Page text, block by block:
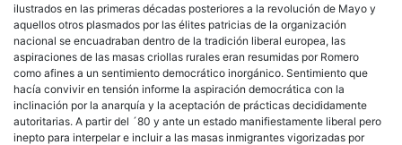
ilustrados en las primeras décadas posteriores a la revolución de Mayo y
aquellos otros plasmados por las élites patricias de la organización
nacional se encuadraban dentro de la tradición liberal europea, las
aspiraciones de las masas criollas rurales eran resumidas por Romero
como afines a un sentimiento democrático inorgánico. Sentimiento que
hacía convivir en tensión informe la aspiración democrática con la
inclinación por la anarquía y la aceptación de prácticas decididamente
autoritarias. A partir del ´80 y ante un estado manifiestamente liberal pero
inepto para interpelar e incluir a las masas inmigrantes vigorizadas por